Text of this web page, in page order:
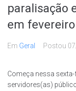
paralisação
em
Em Geral Postou
Começa nessa
servidores(as)